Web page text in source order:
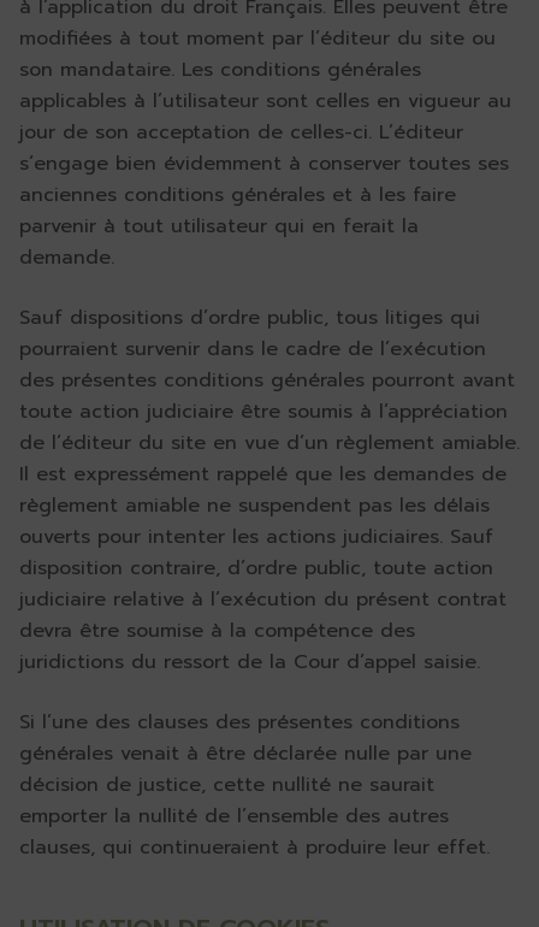
à l’application du droit Français. Elles peuvent être
modifiées à tout moment par l’éditeur du site ou
son mandataire. Les conditions générales
applicables à l’utilisateur sont celles en vigueur au
jour de son acceptation de celles-ci. L’éditeur
s’engage bien évidemment à conserver toutes ses
anciennes conditions générales et à les faire
parvenir à tout utilisateur qui en ferait la
demande.
Sauf dispositions d’ordre public, tous litiges qui
pourraient survenir dans le cadre de l’exécution
des présentes conditions générales pourront avant
toute action judiciaire être soumis à l’appréciation
de l’éditeur du site en vue d’un règlement amiable.
Il est expressément rappelé que les demandes de
règlement amiable ne suspendent pas les délais
ouverts pour intenter les actions judiciaires. Sauf
disposition contraire, d’ordre public, toute action
judiciaire relative à l’exécution du présent contrat
devra être soumise à la compétence des
juridictions du ressort de la Cour d’appel saisie.
Si l’une des clauses des présentes conditions
générales venait à être déclarée nulle par une
décision de justice, cette nullité ne saurait
emporter la nullité de l’ensemble des autres
clauses, qui continueraient à produire leur effet.